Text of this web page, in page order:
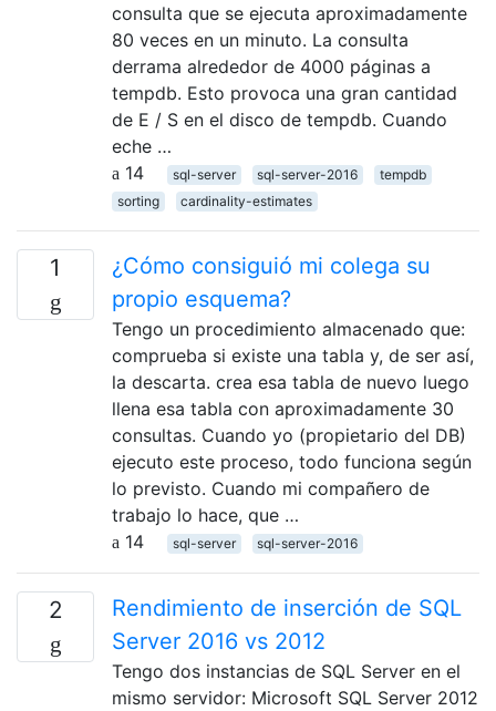
consulta que se ejecuta aproximadamente
80 veces en un minuto. La consulta
derrama alrededor de 4000 páginas a
tempdb. Esto provoca una gran cantidad
de E / S en el disco de tempdb. Cuando
eche …
14
sql-server sql-server-2016
tempdb
sorting
cardinality-estimates
1
¿Cómo consiguió mi colega su
propio esquema?
Tengo un procedimiento almacenado que:
comprueba si existe una tabla y, de ser así,
la descarta. crea esa tabla de nuevo luego
llena esa tabla con aproximadamente 30
consultas. Cuando yo (propietario del DB)
ejecuto este proceso, todo funciona según
lo previsto. Cuando mi compañero de
trabajo lo hace, que …
14
sql-server sql-server-2016
2
Rendimiento de inserción de SQL
Server 2016 vs 2012
Tengo dos instancias de SQL Server en el
mismo servidor: Microsoft SQL Server 2012